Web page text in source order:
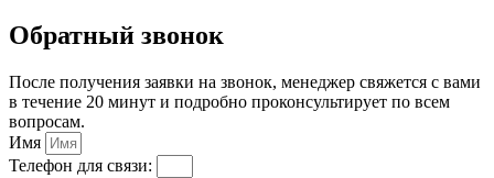
Обратный звонок
После получения заявки на звонок, менеджер свяжется с вами
в течение 20 минут и подробно проконсультирует по всем
вопросам.
Имя
Телефон для связи: